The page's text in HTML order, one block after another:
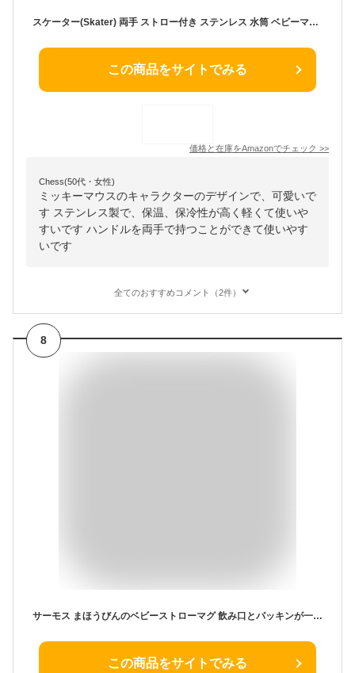
スケーター(Skater) 両手 ストロー付き ステンレス 水筒 ベビーマグ ディズニー ミッキーマウス フレンズ レトロ 350ml STWM3N-A
この商品をサイトでみる
価格と在庫をAmazonでチェック >>
Chess(50代・女性)
ミッキーマウスのキャラクターのデザインで、可愛いで
す ステンレス製で、保温、保冷性が高く軽くて使いや
すいです ハンドルを両手で持つことができて使いやす
いです
全てのおすすめコメント（2件）
8
サーモス まほうびんのベビーストローマグ 飲み口とパッキンが一体 350ml ベージュ 保冷専用 FJT-350 BE
この商品をサイトでみる